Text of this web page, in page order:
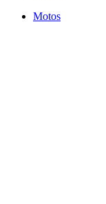
Motos